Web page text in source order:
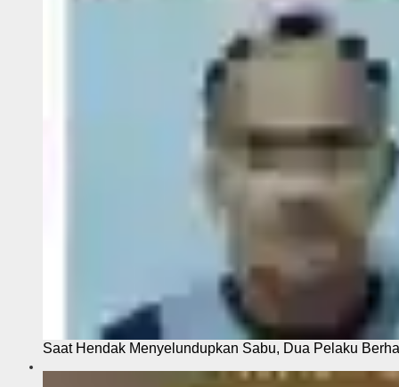
Saat Hendak Menyelundupkan Sabu, Dua Pelaku